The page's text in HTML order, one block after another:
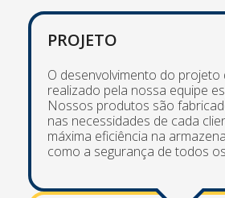
PROJETO
O desenvolvimento do
realizado pela nossa equipe
Nossos produtos são
nas necessidades de cada
máxima eficiência na
como a segurança de todos